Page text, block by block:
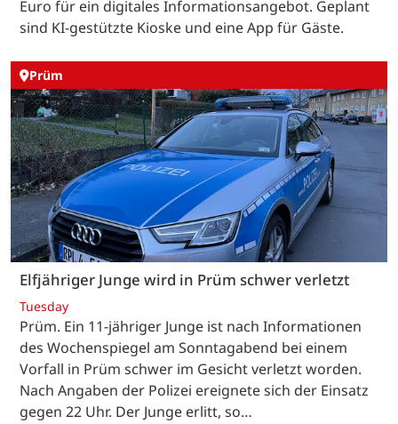
Euro für ein digitales Informationsangebot. Geplant
sind KI-gestützte Kioske und eine App für Gäste.
Prüm
Elfjähriger Junge wird in Prüm schwer verletzt
Tuesday
Prüm. Ein 11-jähriger Junge ist nach Informationen
des Wochenspiegel am Sonntagabend bei einem
Vorfall in Prüm schwer im Gesicht verletzt worden.
Nach Angaben der Polizei ereignete sich der Einsatz
gegen 22 Uhr. Der Junge erlitt, so…